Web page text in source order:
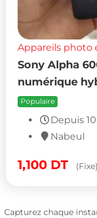
Appareils photo
Sony Alpha
numérique
Populaire
Depuis
Nabeul
1,100 DT (Fixe)
Capturez chaque